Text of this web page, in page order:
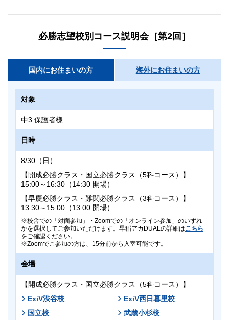
8:40～ 9:40 国語
11:00～12:00 数学
12:10～12:40 社会
12:50～13:20 理科
【3科目受験】
8:30～8:40 受験登録用紙記入など
11:00～12:00 数学
答案提出期限
8/30（日）16:00
解答解説
解答解説を8/31（月）・解説授業映像を9/3（木）より
早稲田アカデミーOnline
の「学習コンテンツ」ページ
にて閲覧いただけます。
詳細は以下の「 出題範囲」をご確認ください。
【5科目受験】
15:00 集合
15:00～15:10 受験登録用紙記入など
15:10～16:10 国語
16:20～17:20 英語
17:30～18:30 数学
18:40～19:10 社会
19:20～19:50 理科
20:00 解散
【3科目受験】
15:00 集合
15:00～15:10 受験登録用紙記入など
15:10～16:10 国語
16:20～17:20 英語
17:30～18:30 数学
解答解説
【5科目受験】
15:00 集合（14:50～Zoom入室可能）
15:00～15:10 受験登録用紙記入など
15:10～16:10 国語
16:20～17:20 英語
17:30～18:30 数学
18:40～19:10 社会
19:20～19:50 理科
【3科目受験】
15:00 集合（14:50～Zoom入室可能）
15:00～15:10 受験登録用紙記入など
15:10～16:10 国語
17:30～18:30 数学
答案提出期限
8/29（土）21:00
解答解説
解答解説を8/31（月）・解説授業映像を9/3（木）より
早稲田アカデミーOnline
の「学習コンテンツ」ページ
必勝志望校別コース説明会［第2回］
国内にお住まいの方 海外にお住まいの方
対象
中3 保護者様
日時
8/30（日）
【開成必勝クラス・国立必勝クラス（5科コース）】
15:00～16:30（14:30 開場）
【早慶必勝クラス・難関必勝クラス（3科コース）】
13:30～15:00（13:00 開場）
校舎での「対面参加」・Zoomでの「オンライン参加」のいずれ
かを選択してご参加いただけます。早稲アカDUALの詳細はこちら
をご確認ください。
Zoomでこ参加の方は、15分前から入室可能です。
会場
【開成必勝クラス・国立必勝クラス（5科コース）】
ExiV渋谷校
ExiV西日暮里校
国立校
武蔵小杉校